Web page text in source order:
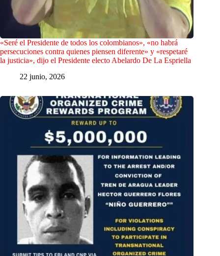
«Seré el Presidente de todos los colombianos», «no habrá
persecuciones contra quienes piensen diferente» y «respetaré
la justicia», dijo el Presidente electo Abelardo De La Espriella
22 junio, 2026